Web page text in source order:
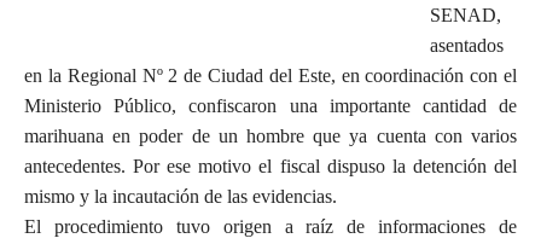
SENAD,
asentados
en la Regional Nº 2 de Ciudad del Este, en coordinación con el
Ministerio Público, confiscaron una importante cantidad de
marihuana en poder de un hombre que ya cuenta con varios
antecedentes. Por ese motivo el fiscal dispuso la detención del
mismo y la incautación de las evidencias.
El procedimiento tuvo origen a raíz de informaciones de